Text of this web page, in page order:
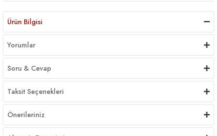
Ürün Bilgisi
Yorumlar
Soru & Cevap
Taksit Seçenekleri
Önerileriniz